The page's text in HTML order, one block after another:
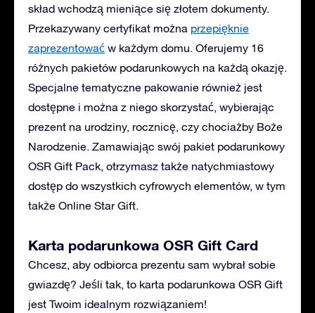
skład wchodzą mieniące się złotem dokumenty.
Przekazywany certyfikat można przepięknie
zaprezentować w każdym domu. Oferujemy 16
różnych pakietów podarunkowych na każdą okazję.
Specjalne tematyczne pakowanie również jest
dostępne i można z niego skorzystać, wybierając
prezent na urodziny, rocznicę, czy chociażby Boże
Narodzenie. Zamawiając swój pakiet podarunkowy
OSR Gift Pack, otrzymasz także natychmiastowy
dostęp do wszystkich cyfrowych elementów, w tym
także Online Star Gift.
Karta podarunkowa OSR Gift Card
Chcesz, aby odbiorca prezentu sam wybrał sobie
gwiazdę? Jeśli tak, to karta podarunkowa OSR Gift
jest Twoim idealnym rozwiązaniem!